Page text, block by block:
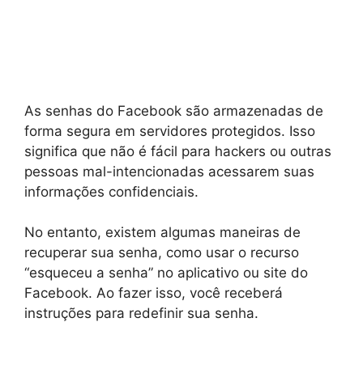
As senhas do Facebook são armazenadas de
forma segura em servidores protegidos. Isso
significa que não é fácil para hackers ou outras
pessoas mal-intencionadas acessarem suas
informações confidenciais.
No entanto, existem algumas maneiras de
recuperar sua senha, como usar o recurso
“esqueceu a senha” no aplicativo ou site do
Facebook. Ao fazer isso, você receberá
instruções para redefinir sua senha.